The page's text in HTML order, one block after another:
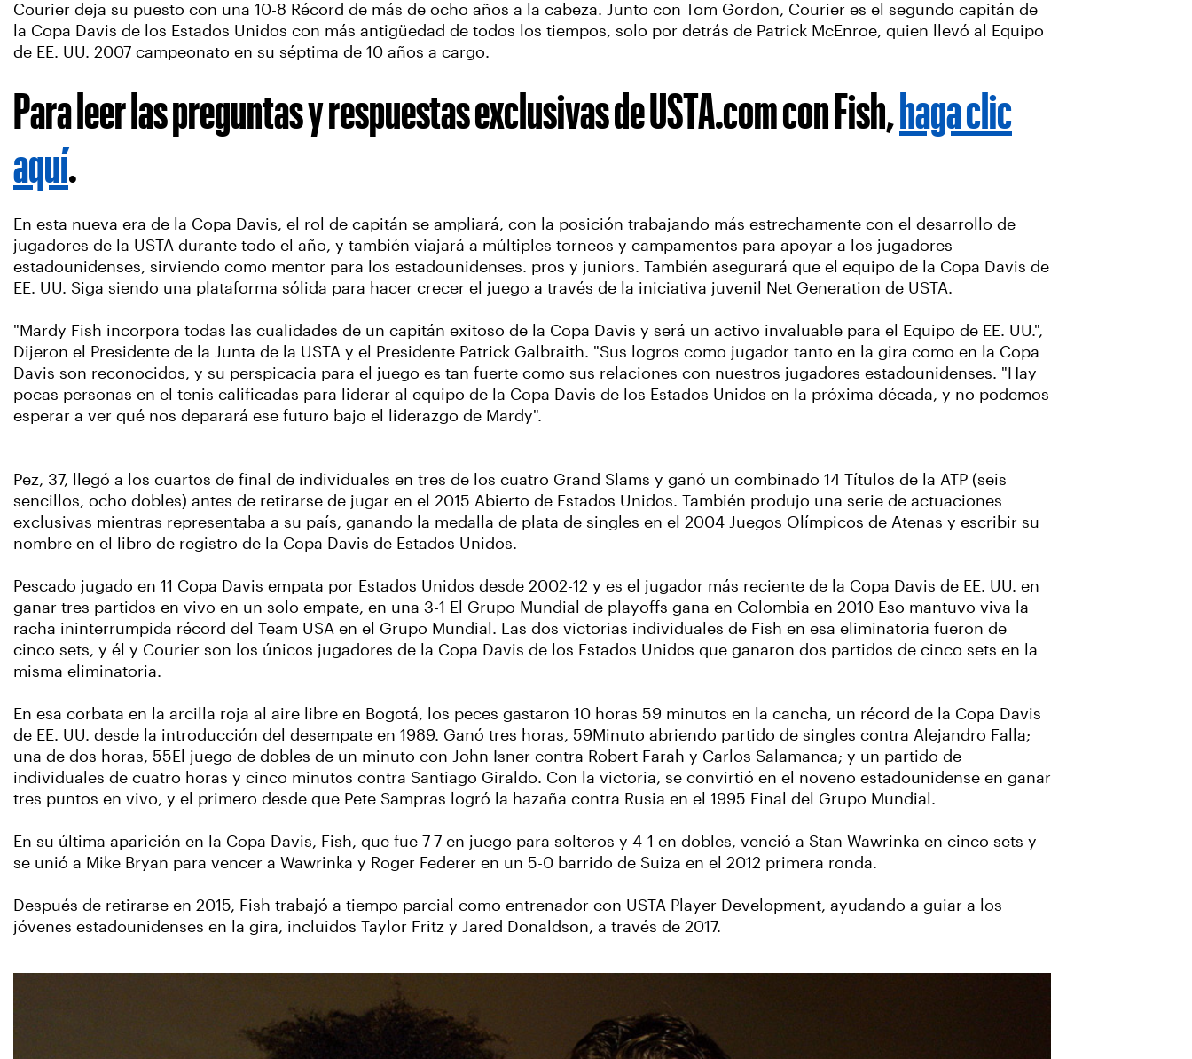
Courier deja su puesto con una 10-8 Récord de más de ocho años a la cabeza. Junto con Tom Gordon, Courier es el segundo capitán de
la Copa Davis de los Estados Unidos con más antigüedad de todos los tiempos, solo por detrás de Patrick McEnroe, quien llevó al Equipo
de EE. UU. 2007 campeonato en su séptima de 10 años a cargo.
Para leer las preguntas y respuestas exclusivas de USTA.com con Fish, haga clic
aquí
En esta nueva era de la Copa Davis, el rol de capitán se ampliará, con la posición trabajando más estrechamente con el desarrollo de
jugadores de la USTA durante todo el año, y también viajará a múltiples torneos y campamentos para apoyar a los jugadores
estadounidenses, sirviendo como mentor para los estadounidenses. pros y juniors. También asegurará que el equipo de la Copa Davis de
EE. UU. Siga siendo una plataforma sólida para hacer crecer el juego a través de la iniciativa juvenil Net Generation de USTA.
"Mardy Fish incorpora todas las cualidades de un capitán exitoso de la Copa Davis y será un activo invaluable para el Equipo de EE. UU.",
Dijeron el Presidente de la Junta de la USTA y el Presidente Patrick Galbraith. "Sus logros como jugador tanto en la gira como en la Copa
Davis son reconocidos, y su perspicacia para el juego es tan fuerte como sus relaciones con nuestros jugadores estadounidenses. "Hay
pocas personas en el tenis calificadas para liderar al equipo de la Copa Davis de los Estados Unidos en la próxima década, y no podemos
esperar a ver qué nos deparará ese futuro bajo el liderazgo de Mardy".
Pez, 37, llegó a los cuartos de final de individuales en tres de los cuatro Grand Slams y ganó un combinado 14 Títulos de la ATP (seis
sencillos, ocho dobles) antes de retirarse de jugar en el 2015 Abierto de Estados Unidos. También produjo una serie de actuaciones
exclusivas mientras representaba a su país, ganando la medalla de plata de singles en el 2004 Juegos Olímpicos de Atenas y escribir su
nombre en el libro de registro de la Copa Davis de Estados Unidos.
Pescado jugado en 11 Copa Davis empata por Estados Unidos desde 2002-12 y es el jugador más reciente de la Copa Davis de EE. UU. en
ganar tres partidos en vivo en un solo empate, en una 3-1 El Grupo Mundial de playoffs gana en Colombia en 2010 Eso mantuvo viva la
racha ininterrumpida récord del Team USA en el Grupo Mundial. Las dos victorias individuales de Fish en esa eliminatoria fueron de
cinco sets, y él y Courier son los únicos jugadores de la Copa Davis de los Estados Unidos que ganaron dos partidos de cinco sets en la
misma eliminatoria.
En esa corbata en la arcilla roja al aire libre en Bogotá, los peces gastaron 10 horas 59 minutos en la cancha, un récord de la Copa Davis
de EE. UU. desde la introducción del desempate en 1989. Ganó tres horas, 59Minuto abriendo partido de singles contra Alejandro Falla;
una de dos horas, 55El juego de dobles de un minuto con John Isner contra Robert Farah y Carlos Salamanca; y un partido de
individuales de cuatro horas y cinco minutos contra Santiago Giraldo. Con la victoria, se convirtió en el noveno estadounidense en ganar
tres puntos en vivo, y el primero desde que Pete Sampras logró la hazaña contra Rusia en el 1995 Final del Grupo Mundial.
En su última aparición en la Copa Davis, Fish, que fue 7-7 en juego para solteros y 4-1 en dobles, venció a Stan Wawrinka en cinco sets y
se unió a Mike Bryan para vencer a Wawrinka y Roger Federer en un 5-0 barrido de Suiza en el 2012 primera ronda.
Después de retirarse en 2015, Fish trabajó a tiempo parcial como entrenador con USTA Player Development, ayudando a guiar a los
jóvenes estadounidenses en la gira, incluidos Taylor Fritz y Jared Donaldson, a través de 2017.